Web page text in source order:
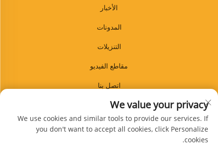
الأخبار
المدونات
التنزيلات
مقاطع الفيديو
اتصل بنا
المدونة
We value your privacy
We use cookies and similar tools to provide our services. If
you don't want to accept all cookies, click Personalize
cookies.